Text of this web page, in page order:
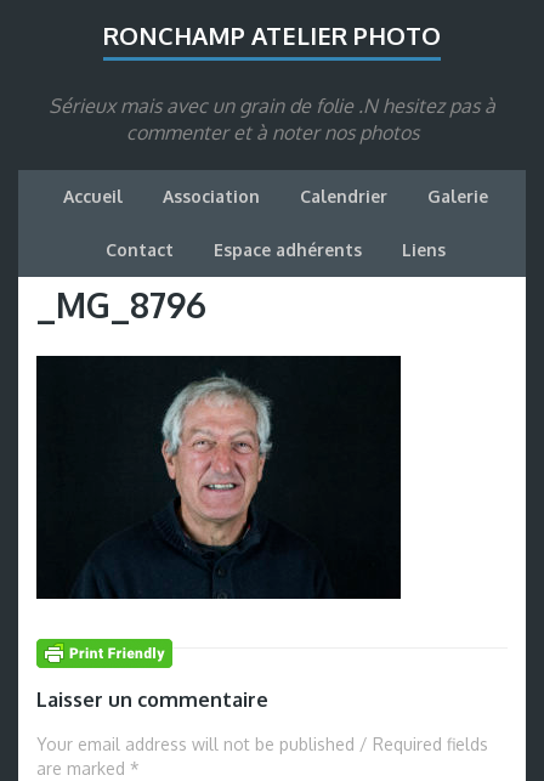
RONCHAMP ATELIER PHOTO
Sérieux mais avec un grain de folie .N hesitez pas à
commenter et à noter nos photos
Accueil Association Calendrier Galerie
Contact Espace adhérents Liens
_MG_8796
Laisser un commentaire
Your email address will not be published / Required fields
are marked *